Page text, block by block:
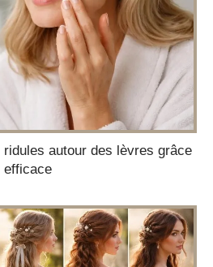
autour des lèvres grâce
efficace